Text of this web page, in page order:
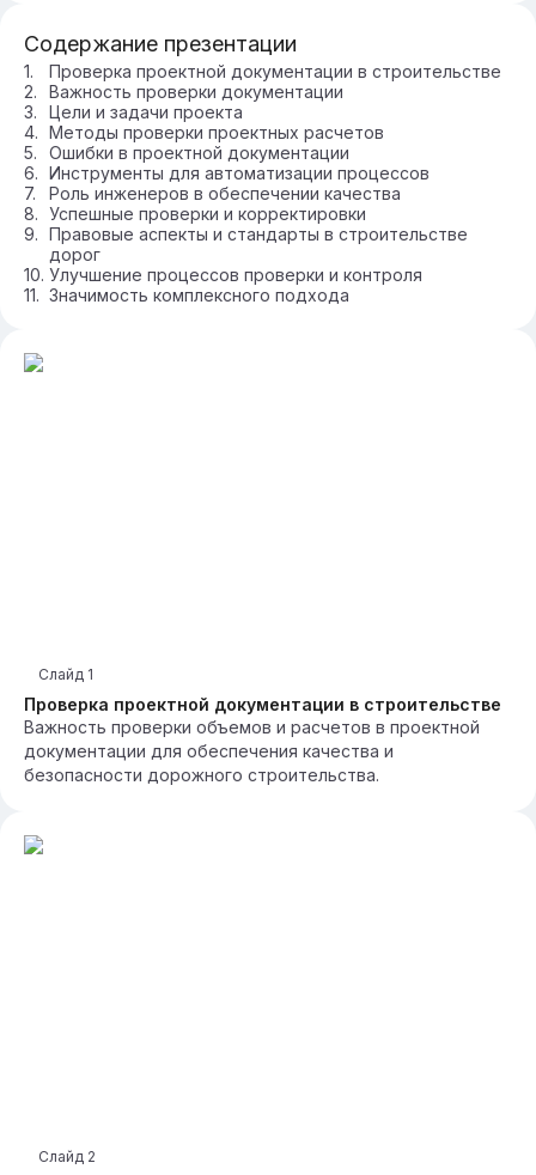
Содержание презентации
Проверка проектной документации в строительстве
Важность проверки документации
Цели и задачи проекта
Методы проверки проектных расчетов
Ошибки в проектной документации
Инструменты для автоматизации процессов
Роль инженеров в обеспечении качества
Успешные проверки и корректировки
Правовые аспекты и стандарты в строительстве
дорог
Улучшение процессов проверки и контроля
Значимость комплексного подхода
Проверка проектной документации в строительстве
Слайд 1
Важность проверки объемов и расчетов в проектной
документации для обеспечения качества и
безопасности дорожного строительства.
Слайд 2